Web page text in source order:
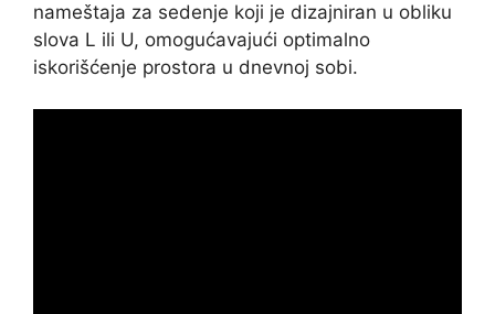
nameštaja za sedenje koji je dizajniran u obliku
slova L ili U, omogućavajući optimalno
iskorišćenje prostora u dnevnoj sobi.